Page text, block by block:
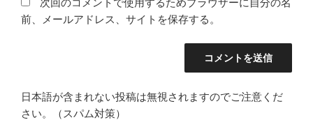
前、メールアドレス、サイトを保存する。
日本語が含まれない投稿は無視されますのでご注意くだ
さい。（スパム対策）